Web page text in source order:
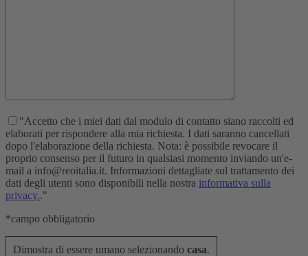
"Accetto che i miei dati dal modulo di contatto siano raccolti ed
elaborati per rispondere alla mia richiesta. I dati saranno cancellati
dopo l'elaborazione della richiesta. Nota: è possibile revocare il
proprio consenso per il futuro in qualsiasi momento inviando un'e-
mail a info@reoitalia.it. Informazioni dettagliate sul trattamento dei
dati degli utenti sono disponibili nella nostra informativa sulla
privacy.."
*campo obbligatorio
Dimostra di essere umano selezionando casa.